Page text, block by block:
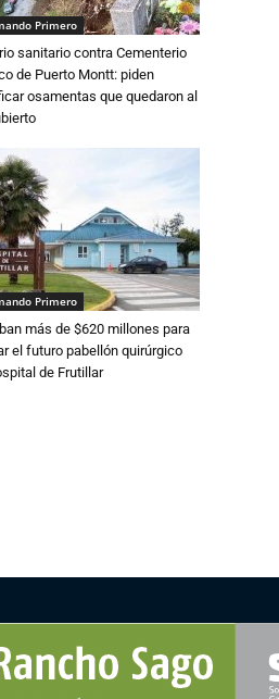
Primero
sanitario contra Cementerio
de Puerto Montt: piden
osamentas que quedaron al
Primero
más de $620 millones para
el futuro pabellón quirúrgico
de Frutillar